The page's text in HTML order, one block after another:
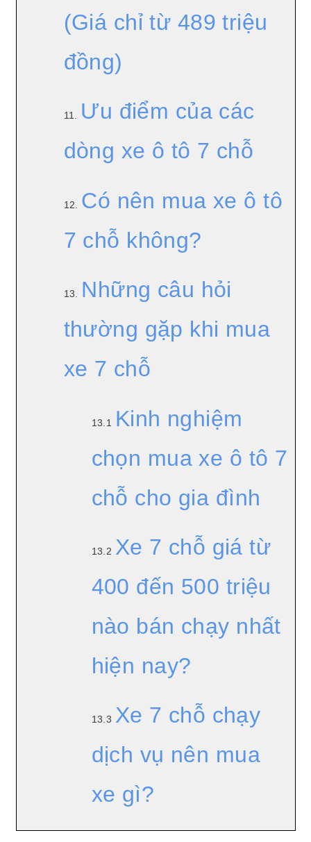
(Giá chỉ từ 489 triệu
đồng)
11. Ưu điểm của các
dòng xe ô tô 7 chỗ
12. Có nên mua xe ô tô
7 chỗ không?
13. Những câu hỏi
thường gặp khi mua
xe 7 chỗ
13.1
Kinh nghiệm
chọn mua xe ô tô 7
chỗ cho gia đình
13.2 Xe 7 chỗ giá từ
400 đến 500 triệu
nào bán chạy nhất
hiện nay?
13.3 Xe 7 chỗ chạy
dịch vụ nên mua
xe gì?